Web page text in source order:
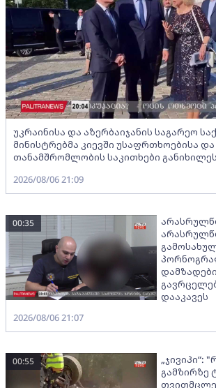
უკრაინისა და აზერბაიჯანის საგარეო
მინისტრებმა კიევში უსაფრთხოებისა
თანამშრომლობის საკითხები განიხილეს
2026/08/06 21:09
დააკავეს
00:35
2026/08/06 21:07
„ჯივიპი“:
გამზირზე
00:55